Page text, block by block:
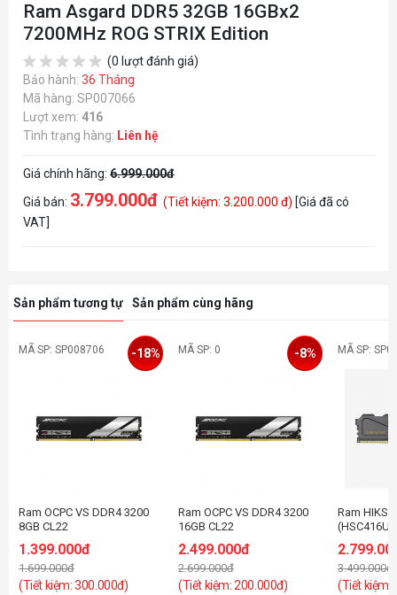
Ram Asgard DDR5 32GB 16GBx2
7200MHz ROG STRIX Edition
(0 lượt đánh giá)
Bảo hành: 36 Tháng
Mã hàng: SP007066
Lượt xem: 416
Tình trạng hàng: Liên hệ
Giá chính hãng: 6.999.000đ
Giá bán: 3.799.000đ (Tiết kiệm: 3.200.000 đ) [Giá đã có
VAT]
Sản phẩm tương tự Sản phẩm cùng hãng
MÃ SP: SP008706
Ram OCPC VS DDR4 3200
8GB CL22
1.399.000đ
1.699.000đ
(Tiết kiệm: 300.000đ)
-18% MÃ SP: 0
Ram OCPC VS DDR4 3200
16GB CL22
2.499.000đ
2.699.000đ
(Tiết kiệm: 200.000đ)
-8% MÃ SP:
Ram
3.499.000đ
(Tiết kiệm: